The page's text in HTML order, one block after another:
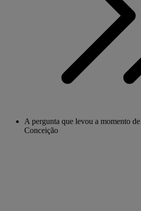
A pergunta que levou a momento
Conceição